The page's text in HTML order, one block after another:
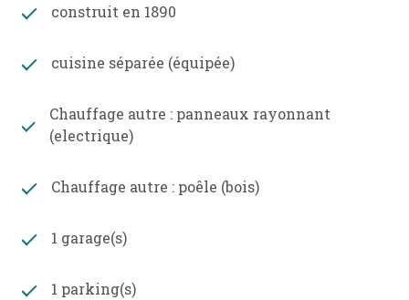
Bourgs tous commerces à 15 mn avec Gare pour
principale ou en secondaire avec peu d'entretien.
Plus de photos sur notre site. CONTACTER
un probleme telephonique)
est exposé sont disponibles sur le site Géorisques :
construit en 1890
cuisine séparée (équipée)
Chauffage autre : panneaux rayonnant
(electrique)
Chauffage autre : poêle (bois)
1 garage(s)
1 parking(s)